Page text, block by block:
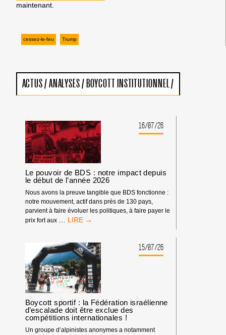
maintenant.
cessez-le-feu Trump
ACTUS/ANALYSES/ BOYCOTT INSTITUTIONNEL/
16/07/26
Le pouvoir de BDS : notre impact depuis
le début de l’année 2026
Nous avons la preuve tangible que BDS fonctionne :
notre mouvement, actif dans près de 130 pays,
parvient à faire évoluer les politiques, à faire payer le
prix fort aux
LE
BDS
:
NOTRE
IMPACT
DEPUIS
LE
DÉBUT
DE
L’ANNÉE
2026
15/07/26
Boycott sportif : la Fédération israélienne
d’escalade doit être exclue des
compétitions internationales !
Un groupe d’alpinistes anonymes a notamment